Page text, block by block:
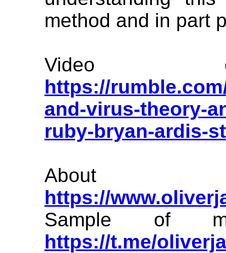
method and in part
Video
https://
and-virus-theory-
ruby-bryan-ardis-
https://
Sample of
https://t.me/